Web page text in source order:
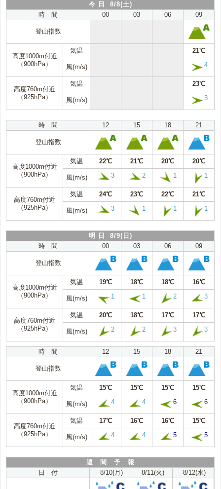
今 日 8/8(土)
時 間
00 03 06 09
登山指数
高度1000m付近
（900hPa）
気温 21℃
風(m/s) 4
高度760m付近
（925hPa）
気温 23℃
風(m/s) 3
時 間 12 15 18 21
登山指数
高度1000m付近
（900hPa）
気温 22℃ 21℃ 20℃ 20℃
風(m/s) 3 2 1 1
高度760m付近
（925hPa）
気温 24℃ 23℃ 22℃ 21℃
風(m/s) 3 1 1 1
明 日 8/9(日)
時 間
00 03 06 09
登山指数
高度1000m付近
（900hPa）
気温 19℃ 18℃ 18℃ 16℃
風(m/s) 1 1 2 3
高度760m付近
（925hPa）
気温 20℃ 18℃ 17℃ 17℃
風(m/s) 2 2 3 3
時 間 12 15 18 21
登山指数
高度1000m付近
（900hPa）
気温 15℃ 15℃ 15℃ 15℃
風(m/s) 4 4 6 6
高度760m付近
（925hPa）
気温 17℃ 16℃ 16℃ 15℃
風(m/s) 4 4 5 5
週 間 予 報
日 付
8/10(月) 8/11(火) 8/12(水)